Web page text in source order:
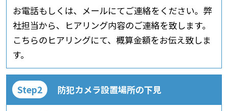
お電話もしくは、メールにてご連絡をください。弊
社担当から、ヒアリング内容のご連絡を致します。
こちらのヒアリングにて、概算金額をお伝え致しま
す。
防犯カメラ設置場所の下見